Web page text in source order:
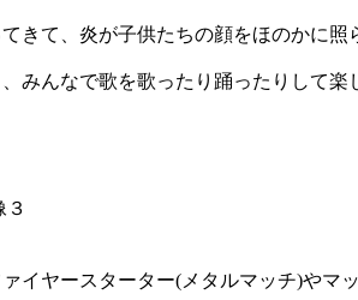
きて、炎が子供たちの顔をほのかに照
みんなで歌を歌ったり踊ったりして楽
イヤースターター(メタルマッチ)やマ